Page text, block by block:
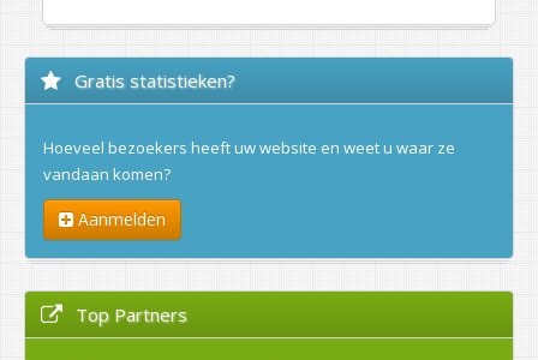
Gratis statistieken?
Hoeveel bezoekers heeft uw website en weet u waar ze
vandaan komen?
Aanmelden
Top Partners